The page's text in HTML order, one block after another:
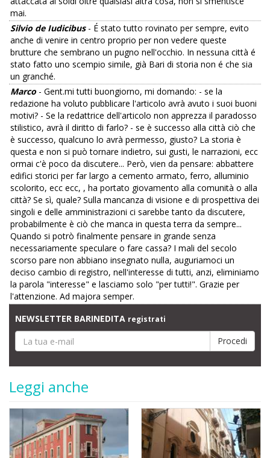
mai.
Silvio de Iudicibus- É stato tutto rovinato per sempre, evito
anche di venire in centro proprio per non vedere queste
brutture che sembrano un pugno nell'occhio. In nessuna città é
stato fatto uno scempio simile, già Bari di storia non é che sia
un granché.
Marco- Gent.mi tutti buongiorno, mi domando: - se la
redazione ha voluto pubblicare l'articolo avrà avuto i suoi buoni
motivi? - Se la redattrice dell'articolo non apprezza il paradosso
stilistico, avrà il diritto di farlo? - se è successo alla città ciò che
è successo, qualcuno lo avrà permesso, giusto? La storia è
questa e non si può tornare indietro, sui gusti, le narrazioni, ecc
ormai c'è poco da discutere... Però, vien da pensare: abbattere
edifici storici per far largo a cemento armato, ferro, alluminio
scolorito, ecc ecc, , ha portato giovamento alla comunità o alla
città? Se sì, quale? Sulla mancanza di visione e di prospettiva dei
singoli e delle amministrazioni ci sarebbe tanto da discutere,
probabilmente è ciò che manca in questa terra da sempre...
Quando si potrò finalmente pensare in grande senza
necessariamente speculare o fare cassa? I mali del secolo
scorso pare non abbiano insegnato nulla, auguriamoci un
deciso cambio di registro, nell'interesse di tutti, anzi, eliminiamo
la parola "interesse" e lasciamo solo "per tutti!". Grazie per
l'attenzione. Ad majora semper.
NEWSLETTER BARINEDITA registrati
Leggi anche